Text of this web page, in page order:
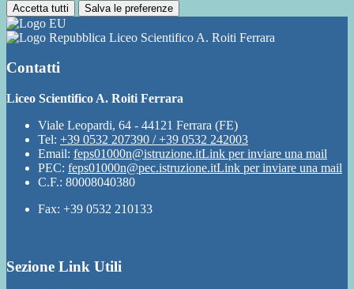
Accetta tutti Salva le preferenze
Liceo Scientifico A. Roiti Ferrara
Contatti
Liceo Scientifico A. Roiti Ferrara
Viale Leopardi, 64 - 44121 Ferrara (FE)
Tel: +39 0532 207390 / +39 0532 242003
Email: feps01000n@istruzione.itLink per inviare una mail
PEC: feps01000n@pec.istruzione.itLink per inviare una mail
C.F.: 80008040380
Fax: +39 0532 210133
Sezione Link Utili